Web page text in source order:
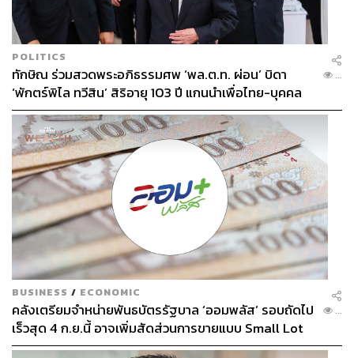
POLITICS
ทักษิณ ร่วมสวดพระอภิธรรมศพ ‘พล.ต.ท. ผ่อน’ บิดา
‘พักตร์พิไล ทวีสิน’ สิริอายุ 103 ปี แกนนำเพื่อไทย-บุคคล
หลากวงการร่วมอาลัย
...
BUSINESS / ECONOMIC
คลังเตรียมจำหน่ายพันธบัตรรัฐบาล ‘ออมพลัส’ รอบถัดไป
เร็วสุด 4 ก.ย.นี้ อาจเพิ่มสัดส่วนการขายแบบ Small Lot
First มากขึ้น
...